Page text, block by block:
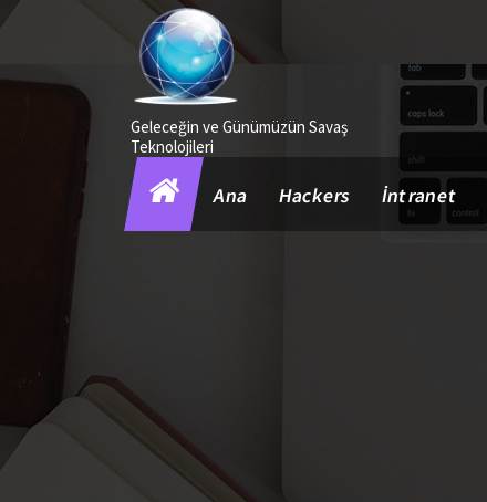
İçeriğe
Geleceğin ve Günümüzün Savaş
Teknolojileri
Ana Hackers İntranet